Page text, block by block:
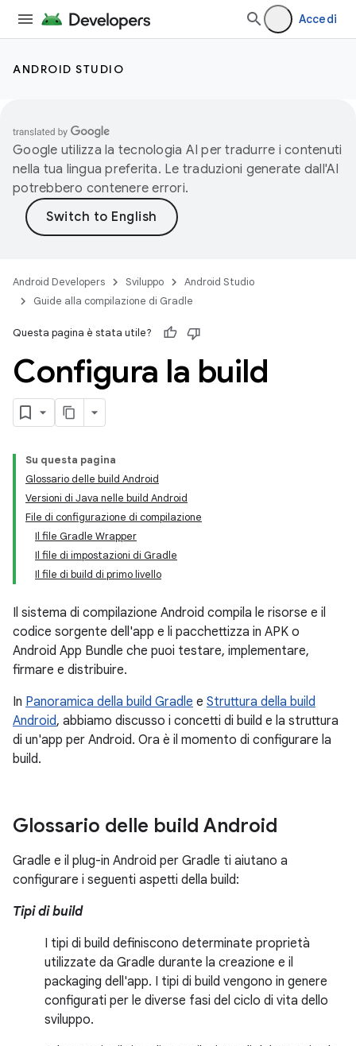
Accedi
ANDROID STUDIO
Google utilizza la tecnologia AI per tradurre i contenuti
nella tua lingua preferita. Le traduzioni generate dall'AI
potrebbero contenere errori.
Android Developers Sviluppo
Android Studio
Guide alla compilazione di Gradle
Questa pagina è stata utile?
Configura la build
Su questa pagina
Glossario delle build Android
Versioni di Java nelle build Android
File di configurazione di compilazione
Il file Gradle Wrapper
Il file di impostazioni di Gradle
Il file di build di primo livello
Il sistema di compilazione Android compila le risorse e il
codice sorgente dell'app e li pacchettizza in APK o
Android App Bundle che puoi testare, implementare,
firmare e distribuire.
In Panoramica della build Gradle e Struttura della build
Android, abbiamo discusso i concetti di build e la struttura
di un'app per Android. Ora è il momento di configurare la
build.
Glossario delle build Android
Gradle e il plug-in Android per Gradle ti aiutano a
configurare i seguenti aspetti della build:
Tipi di build
I tipi di build definiscono determinate proprietà
utilizzate da Gradle durante la creazione e il
packaging dell'app. I tipi di build vengono in genere
configurati per le diverse fasi del ciclo di vita dello
sviluppo.